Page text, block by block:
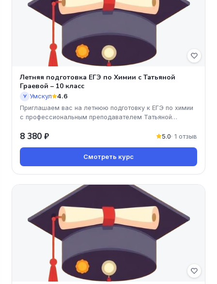
Летняя подготовка ЕГЭ по Химии с Татьяной
Граевой – 10 класс
У Умскул 4.6
Приглашаем вас на летнюю подготовку к ЕГЭ по химии
с профессиональным преподавателем Татьяной
8 380 ₽ 5.0· 1 отзыв
Смотреть курс